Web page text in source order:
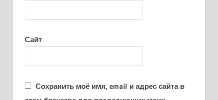
Сайт
Сохранить моё имя, email и адрес сайта в